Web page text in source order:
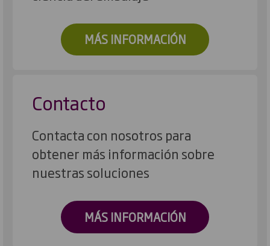
MÁS INFORMACIÓN
Contacto
Contacta con nosotros para
obtener más información sobre
nuestras soluciones
MÁS INFORMACIÓN